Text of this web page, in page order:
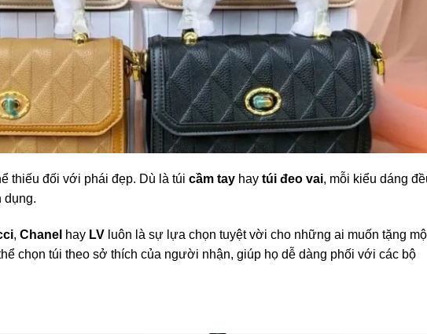
thiếu đối với phái đẹp. Dù là túi cầm tay hay túi đeo vai, mỗi kiểu dáng
dụng.
, Chanel hay LV luôn là sự lựa chọn tuyệt vời cho những ai muốn tặng
chọn túi theo sở thích của người nhận, giúp họ dễ dàng phối với các bộ